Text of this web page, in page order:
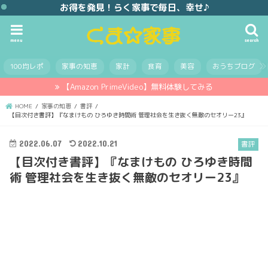
お得を発見！らく家事で毎日、幸せ♪
search
menu
100均レポ 家事の知恵 家計 食育 美容 おうちブログ
【Amazon PrimeVideo】無料体験してみる
HOME 家事の知恵
書評
【目次付き書評】『なまけもの ひろゆき時間術 管理社会を生き抜く無敵のセオリー23』
書評
2022.06.07 2022.10.21
【目次付き書評】『なまけもの ひろゆき時間
術 管理社会を生き抜く無敵のセオリー23』